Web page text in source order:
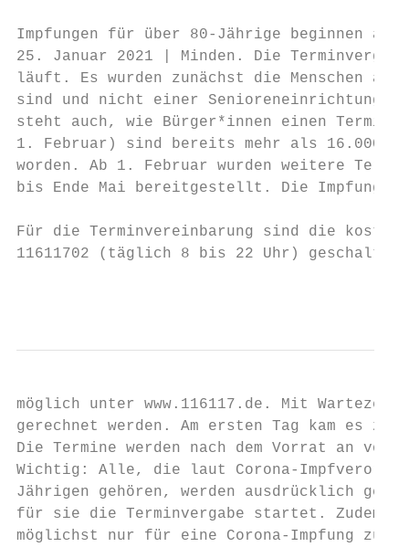
Impfungen für über 80-Jährige beginnen am
25. Januar 2021 | Minden. Die
läuft. Es wurden zunächst die Menschen
sind und nicht einer Senioreneinrichtung/
steht auch, wie Bürger*innen einen Termin
1. Februar) sind bereits mehr als 16.000
worden. Ab 1. Februar wurden weitere
bis Ende Mai bereitgestellt. Die
Für die Terminvereinbarung sind die
11611702 (täglich 8 bis 22 Uhr)
möglich unter www.116117.de. Mit
gerechnet werden. Am ersten Tag kam es
Die Termine werden nach dem Vorrat an
Wichtig: Alle, die laut Corona-
Jährigen gehören, werden ausdrücklich
für sie die Terminvergabe startet. Zudem
möglichst nur für eine Corona-Impfung zur